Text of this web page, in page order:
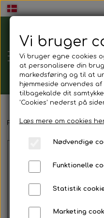
Mad
Forside Mad ud af huset
Vi bruger
Vi bruger egne cookies
at personalisere din
markedsføring og til at
hjemmeside anvendes
tilbagekalde dit
'Cookies' nederst på
Læs mere om cookies
Nødvendige
Funktionelle
Statistik
Marketing